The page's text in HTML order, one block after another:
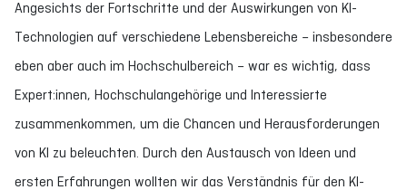
Angesichts der Fortschritte und der Auswirkungen von KI-
Technologien auf verschiedene Lebensbereiche – insbesondere
eben aber auch im Hochschulbereich – war es wichtig, dass
Expert:innen, Hochschulangehörige und Interessierte
zusammenkommen, um die Chancen und Herausforderungen
von KI zu beleuchten. Durch den Austausch von Ideen und
ersten Erfahrungen wollten wir das Verständnis für den KI-